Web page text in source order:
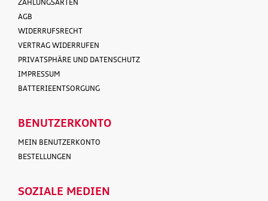
ZAHLUNGSARTEN
AGB
WIDERRUFSRECHT
VERTRAG WIDERRUFEN
PRIVATSPHÄRE UND DATENSCHUTZ
IMPRESSUM
BATTERIEENTSORGUNG
BENUTZERKONTO
MEIN BENUTZERKONTO
BESTELLUNGEN
SOZIALE MEDIEN